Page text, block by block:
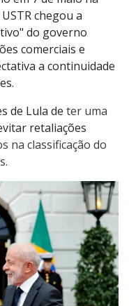
chegou a
do governo
comerciais e
a continuidade
de Lula de ter uma
retaliações
na classificação do